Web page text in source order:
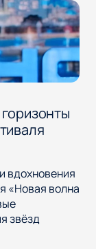
вдохновения
«Новая волна
звёзд